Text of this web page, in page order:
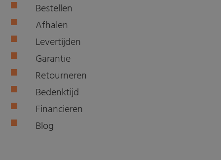
Bestellen
Afhalen
Levertijden
Garantie
Retourneren
Bedenktijd
Financieren
Blog